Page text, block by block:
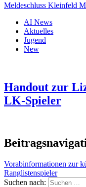
Meldeschluss Kleinfeld
AI News
Aktuelles
Jugend
New
Handout zur
LK-Spieler
Vorabinformationen zur
Ranglistenspieler
Suchen nach: